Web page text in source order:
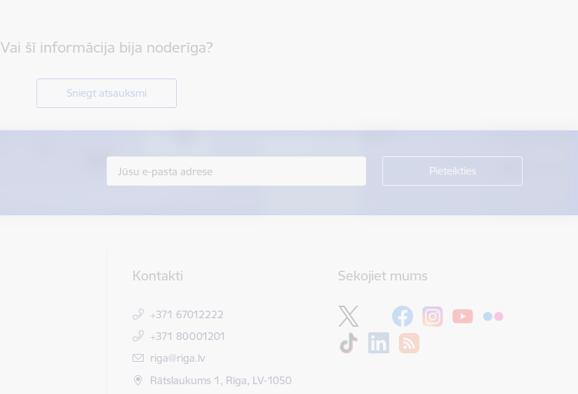
Vai šī informācija bija noderīga?
Sniegt atsauksmi
Kontakti
+371 67012222
+371 80001201
E-pasts:
riga@riga.lv
Rātslaukums 1, Rīga, LV-1050
Sekojiet mums